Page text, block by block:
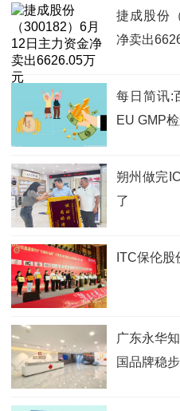
捷成股份
净卖出
每日简讯:
EU GMP
朔州做完
了
ITC保伦
广东永华
国品牌稳